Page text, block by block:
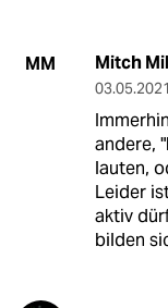
MM Mitch
03.05.2021
andere,
lauten,
Leider
aktiv
bilden